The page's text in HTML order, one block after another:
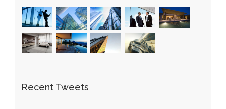
Recent Tweets